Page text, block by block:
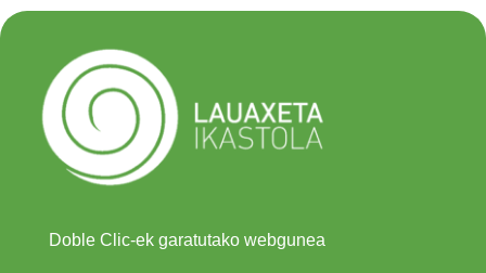
Doble Clic-ek garatutako webgunea